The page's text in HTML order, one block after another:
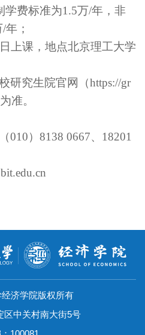
学费标准为1.5万/年，非
/年；
上课，地点北京理工大学
研究生院官网（https://gr
准。
010） 8138 0667、 18201
济学院版权所有
区中关村南大街5号